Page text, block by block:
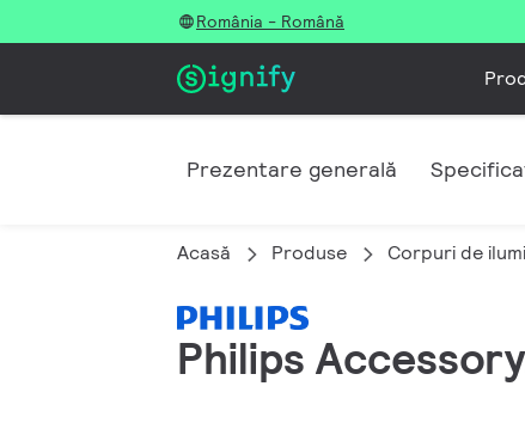
România - Română
Prezentare generală
Acasă Produse Corpuri de
Philips